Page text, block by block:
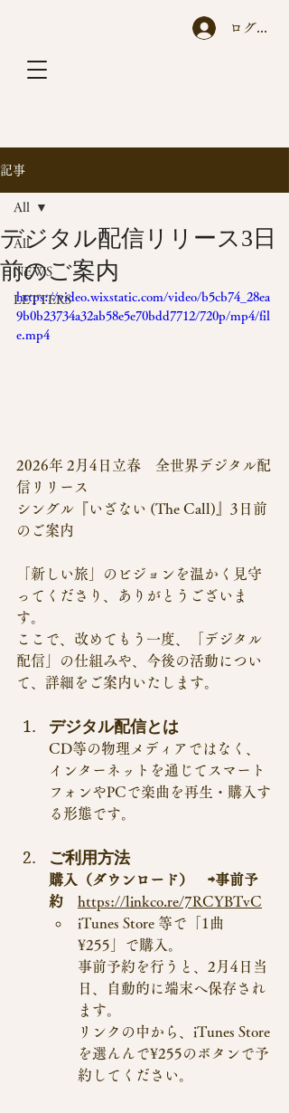
ログイン
記事
All
NEWS
LETTERS
All
デジタル配信リリース3日
前のご案内
https://video.wixstatic.com/video/b5cb74_28ea
9b0b23734a32ab58e5e70bdd7712/720p/mp4/fil
e.mp4
2026年 2月4日立春　全世界デジタル配
信リリース
シングル『いざない (The Call)』3日前
のご案内
「新しい旅」のビジョンを温かく見守
ってくださり、ありがとうございま
す。
ここで、改めてもう一度、「デジタル
配信」の仕組みや、今後の活動につい
て、詳細をご案内いたします。
デジタル配信とは
CD等の物理メディアではなく、
インターネットを通じてスマート
フォンやPCで楽曲を再生・購入す
る形態です。
ご利用方法
購入（ダウンロード）　⇨事前予
約 https://linkco.re/7RCYBTvC
iTunes Store 等で「1曲
¥255」で購入。
事前予約を行うと、2月4日当
日、自動的に端末へ保存され
ます。
リンクの中から、iTunes Store
を選んんで¥255のボタンで予
約してください。